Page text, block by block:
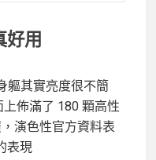
好用
軀其實亮度很不簡
佈滿了 180 顆高性
演色性官方資料表
表現